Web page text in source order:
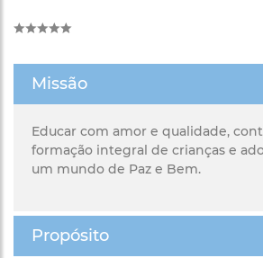
Missão
Educar com amor e qualidade,
formação integral de crianças e
um mundo de Paz e Bem.
Propósito